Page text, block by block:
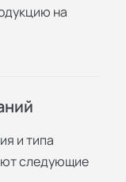
на
и типа
следующие